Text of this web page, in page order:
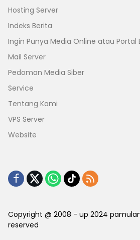
Hosting Server
Indeks Berita
Ingin Punya Media Online atau Portal
Mail Server
Pedoman Media Siber
Service
Tentang Kami
VPS Server
Website
Copyright @ 2008 - up 2024
reserved